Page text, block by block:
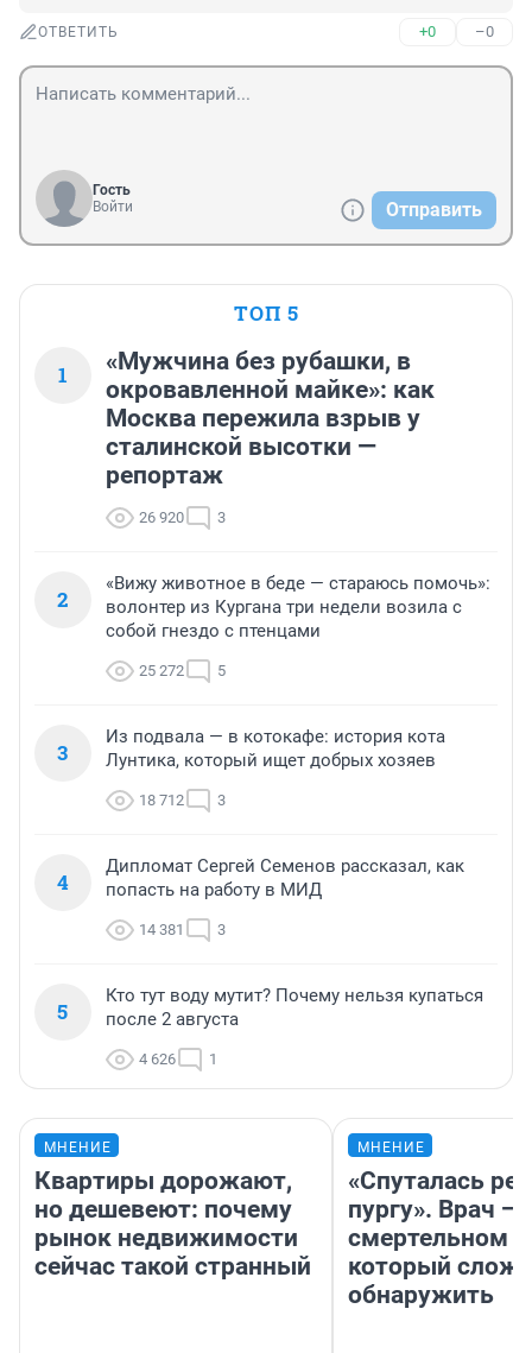
ОТВЕТИТЬ +0 –0
Гость
Войти
Отправить
ТОП 5
1
«Мужчина без рубашки, в
окровавленной майке»: как
Москва пережила взрыв у
сталинской высотки —
репортаж
26 920 3
2
«Вижу животное в беде — стараюсь помочь»:
волонтер из Кургана три недели возила с
собой гнездо с птенцами
25 272 5
3
Из подвала — в котокафе: история кота
Лунтика, который ищет добрых хозяев
18 712 3
4
Дипломат Сергей Семенов рассказал, как
попасть на работу в МИД
14 381 3
5
Кто тут воду мутит? Почему нельзя купаться
после 2 августа
4 626 1
МНЕНИЕ
Квартиры дорожают,
но дешевеют: почему
рынок недвижимости
сейчас такой странный
МНЕНИЕ
«Спуталась
пургу». Врач —
смертельном
который
обнаружить